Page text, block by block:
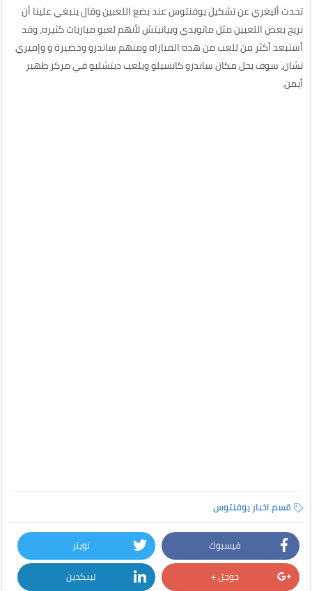
تحدث أليغري عن تشكيل يوفنتوس عند بضع اللعبين وقال ينبغي علينا أن
نريح بعض اللعبين مثل ماتويدي وبيانيتش لأنهم لعبو مباريات كثيره، وقد
أستبعد أكثر من للعب من هذه المباراه ومنهم ساندرو وخضيرة و وإميري
تشان، سوف يحل مكان ساندرو كانسيلو ويلعب ديتشليو في مركز ظهير
أيمن.
قسم اخبار يوفنتوس
فيسبوك
تويتر
جوجل +
لينكدين